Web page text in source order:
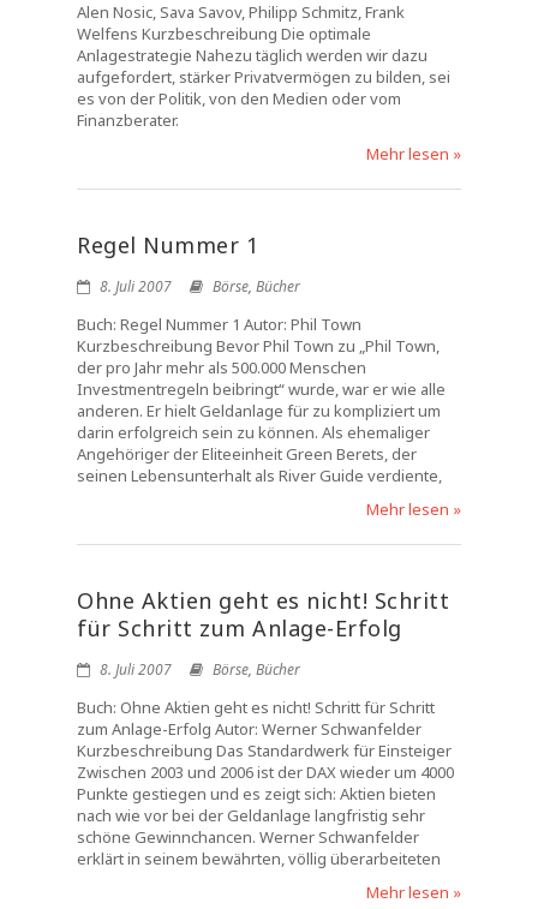
Alen Nosic, Sava Savov, Philipp Schmitz, Frank
Welfens Kurzbeschreibung Die optimale
Anlagestrategie Nahezu täglich werden wir dazu
aufgefordert, stärker Privatvermögen zu bilden, sei
es von der Politik, von den Medien oder vom
Finanzberater.
Mehr lesen »
Regel Nummer 1
8. Juli 2007 Börse, Bücher
Buch: Regel Nummer 1 Autor: Phil Town
Kurzbeschreibung Bevor Phil Town zu „Phil Town,
der pro Jahr mehr als 500.000 Menschen
Investmentregeln beibringt“ wurde, war er wie alle
anderen. Er hielt Geldanlage für zu kompliziert um
darin erfolgreich sein zu können. Als ehemaliger
Angehöriger der Eliteeinheit Green Berets, der
seinen Lebensunterhalt als River Guide verdiente,
Mehr lesen »
Ohne Aktien geht es nicht! Schritt
für Schritt zum Anlage-Erfolg
8. Juli 2007 Börse, Bücher
Buch: Ohne Aktien geht es nicht! Schritt für Schritt
zum Anlage-Erfolg Autor: Werner Schwanfelder
Kurzbeschreibung Das Standardwerk für Einsteiger
Zwischen 2003 und 2006 ist der DAX wieder um 4000
Punkte gestiegen und es zeigt sich: Aktien bieten
nach wie vor bei der Geldanlage langfristig sehr
schöne Gewinnchancen. Werner Schwanfelder
erklärt in seinem bewährten, völlig überarbeiteten
Mehr lesen »